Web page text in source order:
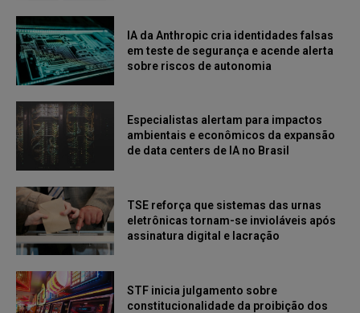
IA da Anthropic cria identidades falsas
em teste de segurança e acende alerta
sobre riscos de autonomia
Especialistas alertam para impactos
ambientais e econômicos da expansão
de data centers de IA no Brasil
TSE reforça que sistemas das urnas
eletrônicas tornam-se invioláveis após
assinatura digital e lacração
STF inicia julgamento sobre
constitucionalidade da proibição dos